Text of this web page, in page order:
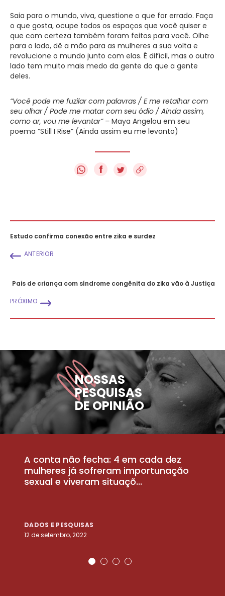
Saia para o mundo, viva, questione o que for errado. Faça
o que gosta, ocupe todos os espaços que você quiser e
que com certeza também foram feitos para você. Olhe
para o lado, dê a mão para as mulheres a sua volta e
revolucione o mundo junto com elas. É difícil, mas o outro
lado tem muito mais medo da gente do que a gente
deles.
“Você pode me fuzilar com palavras / E me retalhar com
seu olhar / Pode me matar com seu ódio / Ainda assim,
como ar, vou me levantar” – Maya Angelou em seu
poema “Still I Rise” (Ainda assim eu me levanto)
f
Estudo confirma conexão entre zika e surdez
ANTERIOR
Pais de criança com síndrome congênita do zika vão à Justiça
PRÓXIMO
NOSSAS
PESQUISAS
DE OPINIÃO
A conta não fecha: 4 em cada dez
mulheres já sofreram importunação
sexual e viveram situaçõ...
DADOS E PESQUISAS
12 de setembro, 2022